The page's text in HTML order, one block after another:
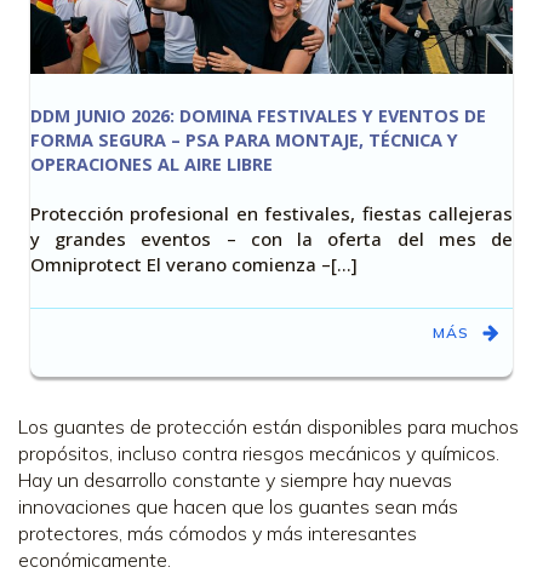
DDM JUNIO 2026: DOMINA FESTIVALES Y EVENTOS DE
FORMA SEGURA – PSA PARA MONTAJE, TÉCNICA Y
OPERACIONES AL AIRE LIBRE
Protección profesional en festivales, fiestas callejeras
y grandes eventos – con la oferta del mes de
Omniprotect El verano comienza –[…]
MÁS
Los guantes de protección están disponibles para muchos
propósitos, incluso contra riesgos mecánicos y químicos.
Hay un desarrollo constante y siempre hay nuevas
innovaciones que hacen que los guantes sean más
protectores, más cómodos y más interesantes
económicamente.